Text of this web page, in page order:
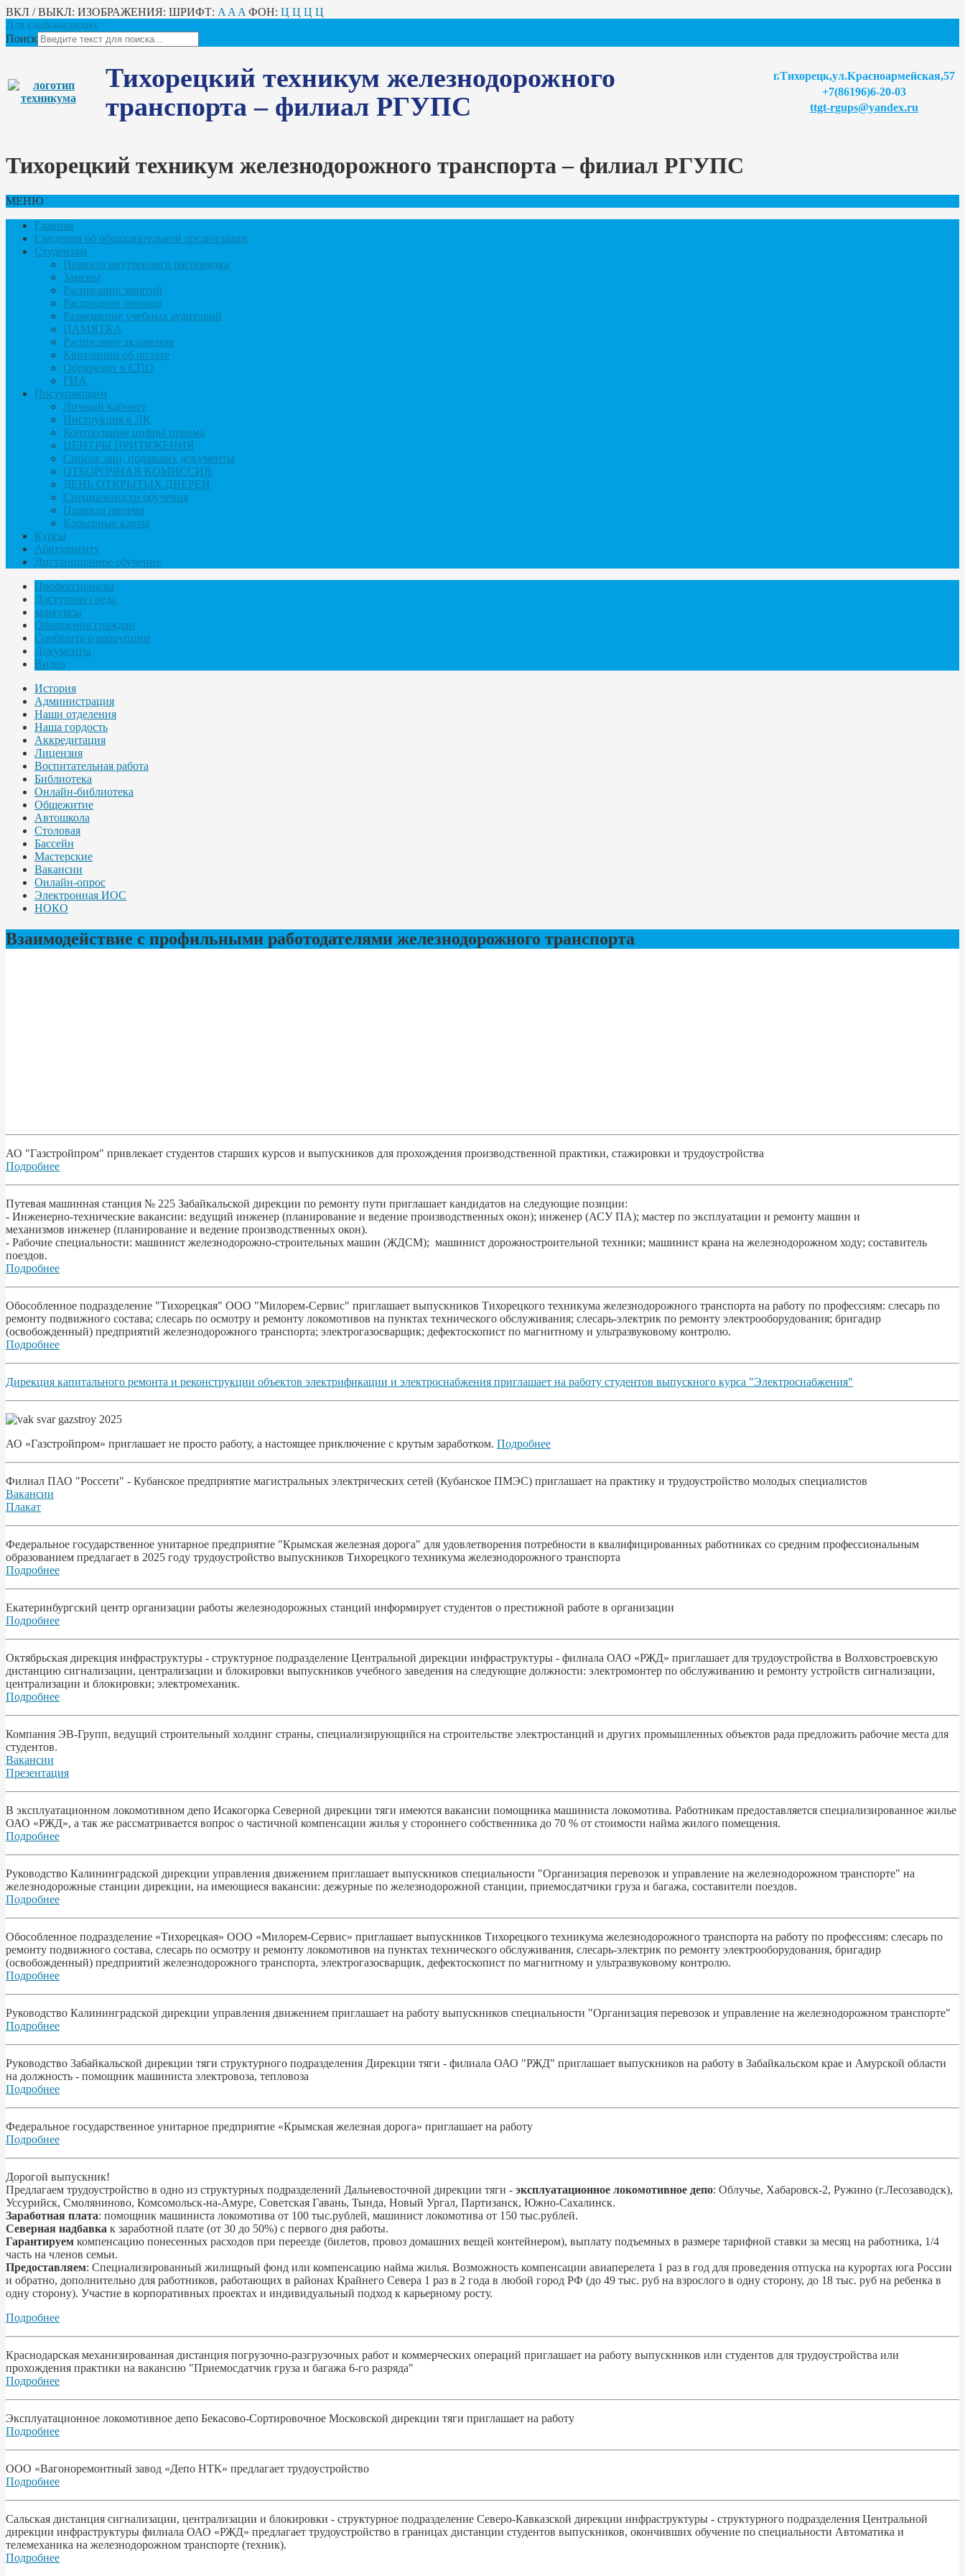
ВКЛ / ВЫКЛ: ИЗОБРАЖЕНИЯ: ШРИФТ: A A A ФОН: Ц Ц Ц Ц
Для слабовидящих
Поиск
Тихорецкий техникум железнодорожного
транспорта – филиал РГУПС
г.Тихорецк,ул.Красноармейская,57
+7(86196)6-20-03
ttgt-rgups@yandex.ru
Тихорецкий техникум железнодорожного транспорта – филиал РГУПС
МЕНЮ
Главная
Сведения об образовательной организации
Студентам
Правила внутреннего распорядка
Замены
Расписание занятий
Расписание звонков
Размещение учебных аудиторий
ПАМЯТКА
Расписание экзаменов
Квитанции об оплате
Обркредит в СПО
ГИА
Поступающим
Личный кабинет
Инструкция к ЛК
Контрольные цифры приема
ЦЕНТРЫ ПРИТЯЖЕНИЯ
Список лиц, подавших документы
ОТБОРОЧНАЯ КОМИССИЯ
ДЕНЬ ОТКРЫТЫХ ДВЕРЕЙ
Специальности обучения
Правила приема
Карьерные карты
Курсы
Абитуриенту
Дистанционное обучение
Профессионалы
Доступная среда
конкурсы
Обращения граждан
Сообщить о коррупции
Документы
Видео
История
Администрация
Наши отделения
Наша гордость
Аккредитация
Лицензия
Воспитательная работа
Библиотека
Онлайн-библиотека
Общежитие
Автошкола
Столовая
Бассейн
Мастерские
Вакансии
Онлайн-опрос
Электронная ИОС
НОКО
Взаимодействие с профильными работодателями железнодорожного транспорта
АО "Газстройпром" привлекает студентов старших курсов и выпускников для прохождения производственной практики, стажировки и трудоустройства
Подробнее
Путевая машинная станция № 225 Забайкальской дирекции по ремонту пути приглашает кандидатов на следующие позиции:
- Инженерно-технические вакансии: ведущий инженер (планирование и ведение производственных окон); инженер (АСУ ПА); мастер по эксплуатации и ремонту машин и
механизмов инженер (планирование и ведение производственных окон).
- Рабочие специальности: машинист железнодорожно-строительных машин (ЖДСМ); машинист дорожностроительной техники; машинист крана на железнодорожном ходу; составитель
поездов.
Подробнее
Обособленное подразделение "Тихорецкая" ООО "Милорем-Сервис" приглашает выпускников Тихорецкого техникума железнодорожного транспорта на работу по профессиям: слесарь по
ремонту подвижного состава; слесарь по осмотру и ремонту локомотивов на пунктах технического обслуживания; слесарь-электрик по ремонту электрооборудования; бригадир
(освобожденный) предприятий железнодорожного транспорта; электрогазосварщик; дефектоскопист по магнитному и ультразвуковому контролю.
Подробнее
Дирекция капитального ремонта и реконструкции объектов электрификации и электроснабжения приглашает на работу студентов выпускного курса "Электроснабжения"
АО «Газстройпром» приглашает не просто работу, а настоящее приключение с крутым заработком. Подробнее
Филиал ПАО "Россети" - Кубанское предприятие магистральных электрических сетей (Кубанское ПМЭС) приглашает на практику и трудоустройство молодых специалистов
Вакансии
Плакат
Федеральное государственное унитарное предприятие "Крымская железная дорога" для удовлетворения потребности в квалифицированных работниках со средним профессиональным
образованием предлагает в 2025 году трудоустройство выпускников Тихорецкого техникума железнодорожного транспорта
Подробнее
Екатеринбургский центр организации работы железнодорожных станций информирует студентов о престижной работе в организации
Подробнее
Октябрьская дирекция инфраструктуры - структурное подразделение Центральной дирекции инфраструктуры - филиала ОАО «РЖД» приглашает для трудоустройства в Волховстроевскую
дистанцию сигнализации, централизации и блокировки выпускников учебного заведения на следующие должности: электромонтер по обслуживанию и ремонту устройств сигнализации,
централизации и блокировки; электромеханик.
Подробнее
Компания ЭВ-Групп, ведущий строительный холдинг страны, специализирующийся на строительстве электростанций и других промышленных объектов рада предложить рабочие места для
студентов.
Вакансии
Презентация
В эксплуатационном локомотивном депо Исакогорка Северной дирекции тяги имеются вакансии помощника машиниста локомотива. Работникам предоставляется специализированное жилье
ОАО «РЖД», а так же рассматривается вопрос о частичной компенсации жилья у стороннего собственника до 70 % от стоимости найма жилого помещения.
Подробнее
Pyководство Калининградской дирекции управления движением приглашает выпускников специальности "Организация перевозок и управление на железнодорожном транспорте" на
железнодорожные станции дирекции, на имеющиеся вакансии: дежурные по железнодорожной станции, приемосдатчики груза и багажа, составители поездов.
Подробнее
Обособленное подразделение «Тихорецкая» ООО «Милорем-Сервис» приглашает выпускников Тихорецкого техникума железнодорожного транспорта на работу по профессиям: слесарь по
ремонту подвижного состава, слесарь по осмотру и ремонту локомотивов на пунктах технического обслуживания, слесарь-электрик по ремонту электрооборудования, бригадир
(освобожденный) предприятий железнодорожного транспорта, электрогазосварщик, дефектоскопист по магнитному и ультразвуковому контролю.
Подробнее
Руководство Калининградской дирекции управления движением приглашает на работу выпускников специальности "Организация перевозок и управление на железнодорожном транспорте"
Подробнее
Pyководство 3a6aйкальской дирекции тяги структурного подразделения Дирекции тяги - филиала ОАО "РЖД" приглашает выпускников на работу в Забайкальском крае и Амурской области
на должность - помощник машиниста электровоза, тепловоза
Подробнее
Федеральное государственное унитарное предприятие «Крымская железная дорога» приглашает на работу
Подробнее
Дорогой выпускник!
Предлагаем трудоустройство в одно из структурных подразделений Дальневосточной дирекции тяги - эксплуатационное локомотивное депо: Облучье, Хабаровск-2, Ружино (г.Лесозаводск),
Уссурийск, Смоляниново, Комсомольск-на-Амуре, Советская Гавань, Тында, Новый Ургал, Партизанск, Южно-Сахалинск.
Заработная плата: помощник машиниста локомотива от 100 тыс.рублей, машинист локомотива от 150 тыс.рублей.
Северная надбавка к заработной плате (от 30 до 50%) с первого дня работы.
Гарантируем компенсацию понесенных расходов при переезде (билетов, провоз домашних вещей контейнером), выплату подъемных в размере тарифной ставки за месяц на работника, 1/4
часть на членов семьи.
Предоставляем: Специализированный жилищный фонд или компенсацию найма жилья. Возможность компенсации авиаперелета 1 раз в год для проведения отпуска на курортах юга России
и обратно, дополнительно для работников, работающих в районах Крайнего Севера 1 раз в 2 года в любой город РФ (до 49 тыс. руб на взрослого в одну сторону, до 18 тыс. руб на ребенка в
одну сторону). Участие в корпоративных проектах и индивидуальный подход к карьерному росту.
Подробнее
Краснодарская механизированная дистанция погрузочно-разгрузочных работ и коммерческих операций приглашает на работу выпускников или студентов для трудоустройства или
прохождения практики на вакансию "Приемосдатчик груза и багажа 6-го разряда"
Подробнее
Эксплуатационное локомотивное депо Бекасово-Сортировочное Московской дирекции тяги приглашает на работу
Подробнее
ООО «Вагоноремонтный завод «Депо НТК» предлагает трудоустройство
Подробнее
Сальская дистанция сигнализации, централизации и блокировки - структурное подразделение Северо-Кавказской дирекции инфраструктуры - структурного подразделения Центральной
дирекции инфраструктуры филиала ОАО «РЖД» предлагает трудоустройство в границах дистанции студентов выпускников, окончивших обучение по специальности Автоматика и
телемеханика на железнодорожном транспорте (техник).
Подробнее